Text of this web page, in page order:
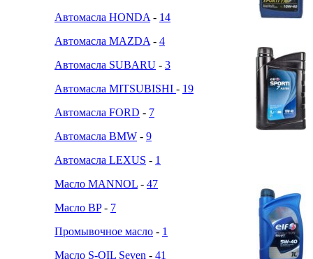
Автомасла HONDA - 14
Автомасла MAZDA - 4
Автомасла SUBARU - 3
Автомасла MITSUBISHI - 19
Автомасла FORD - 7
Автомасла BMW - 9
Автомасла LEXUS - 1
Масло MANNOL - 47
Масло BP- 7
Промывочное масло - 1
Масло S-OIL Seven - 41